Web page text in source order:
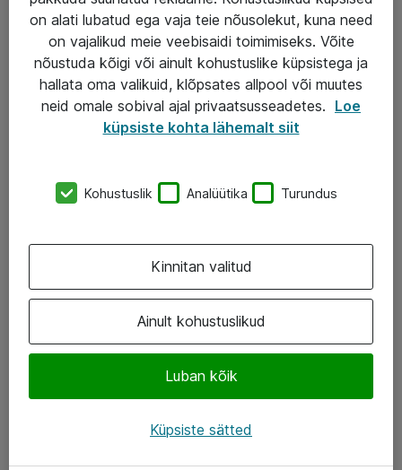
IT taristu
Haldusteenused
Garantii
Turva- ja nõrkvoolulahendused
AS ATEA
eShop@atea.ee
on alati lubatud ega vaja teie nõusolekut, kuna need
on vajalikud meie veebisaidi toimimiseks. Võite
nõustuda kõigi või ainult kohustuslike küpsistega ja
hallata oma valikuid, klõpsates allpool või muutes
neid omale sobival ajal privaatsusseadetes. Loe
küpsiste kohta lähemalt siit
Kohustuslik Analüütika Turundus
Ainult kohustuslikud
Luban kõik
Kinnitan valitud
Küpsiste sätted